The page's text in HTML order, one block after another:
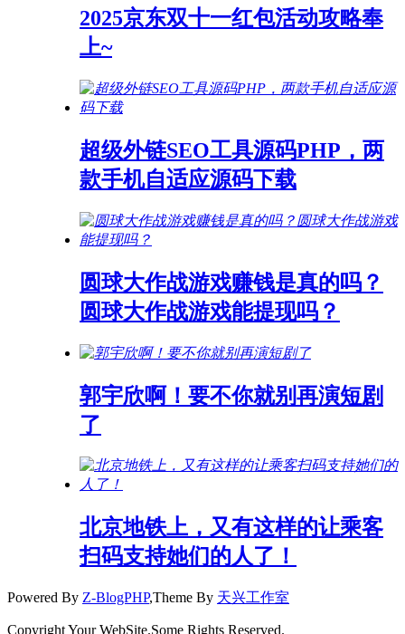
2025京东双十一红包活动攻略奉
上~
超级外链SEO工具源码PHP，两
款手机自适应源码下载
圆球大作战游戏赚钱是真的吗？
圆球大作战游戏能提现吗？
郭宇欣啊！要不你就别再演短剧
了
北京地铁上，又有这样的让乘客
扫码支持她们的人了！
Powered By Z-BlogPHP,Theme By 天兴工作室
Copyright Your WebSite.Some Rights Reserved.